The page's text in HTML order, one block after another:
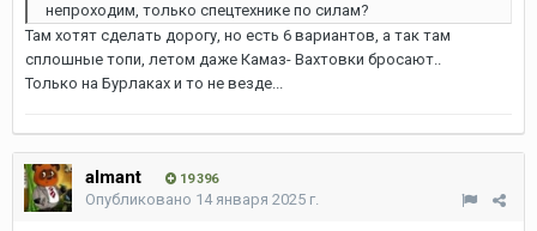
непроходим, только спецтехнике по силам?
Там хотят сделать дорогу, но есть 6 вариантов, а так там
сплошные топи, летом даже Камаз- Вахтовки бросают..
Только на Бурлаках и то не везде...
almant 19 396
Опубликовано 14 января 2025 г.